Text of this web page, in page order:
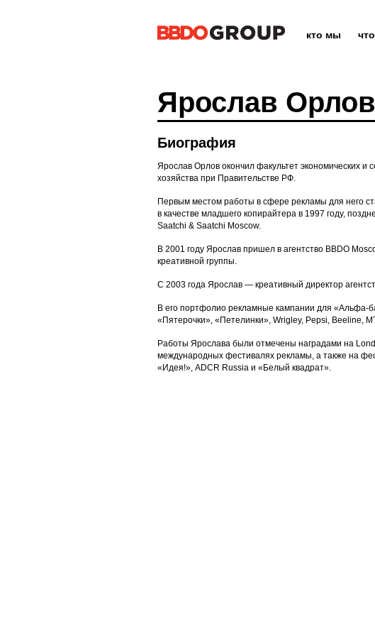
кто мы
Ярослав Орлов
Биография
Ярослав Орлов окончил факультет экономических и
хозяйства при Правительстве РФ.
Первым местом работы в сфере рекламы для него
в качестве младшего копирайтера в 1997 году,
Saatchi & Saatchi Moscow.
В 2001 году Ярослав пришел в агентство BBDO
креативной группы.
С 2003 года Ярослав — креативный директор
В его портфолио рекламные кампании для «Альфа-
«Пятерочки», «Петелинки», Wrigley, Pepsi, Beeline,
Работы Ярослава были отмечены наградами на
международных фестивалях рекламы, а также на
«Идея!», ADCR Russia и «Белый квадрат».